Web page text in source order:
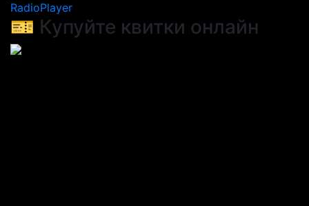
RadioPlayer
🎫 Купуйте квитки онлайн